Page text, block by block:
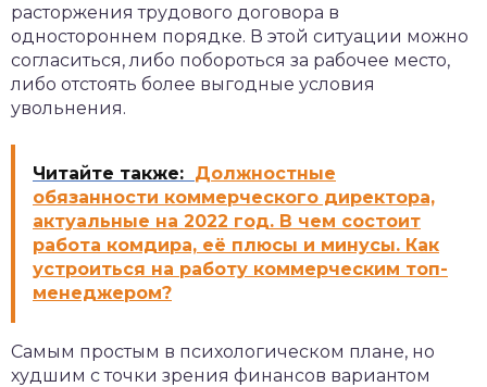
расторжения трудового договора в
одностороннем порядке. В этой ситуации можно
согласиться, либо побороться за рабочее место,
либо отстоять более выгодные условия
увольнения.
Читайте также: Должностные
обязанности коммерческого директора,
актуальные на 2022 год. В чем состоит
работа комдира, её плюсы и минусы. Как
устроиться на работу коммерческим топ-
менеджером?
Самым простым в психологическом плане, но
худшим с точки зрения финансов вариантом